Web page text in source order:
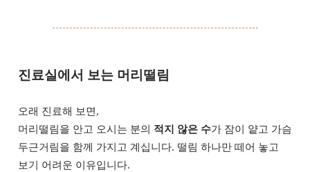
진료실에서 보는 머리떨림
오래 진료해 보면,
머리떨림을 안고 오시는 분의 적지 않은 수가 잠이 얕고 가슴
두근거림을 함께 가지고 계십니다. 떨림 하나만 떼어 놓고
보기 어려운 이유입니다.